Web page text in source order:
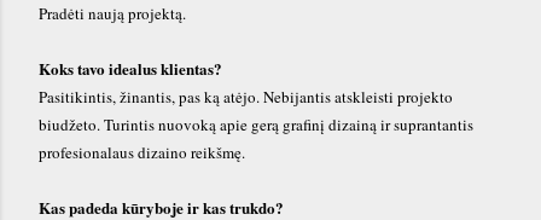
Pradėti naują projektą.
Koks tavo idealus klientas?
Pasitikintis, žinantis, pas ką atėjo. Nebijantis atskleisti projekto
biudžeto. Turintis nuovoką apie gerą grafinį dizainą ir suprantantis
profesionalaus dizaino reikšmę.
Kas padeda kūryboje ir kas trukdo?